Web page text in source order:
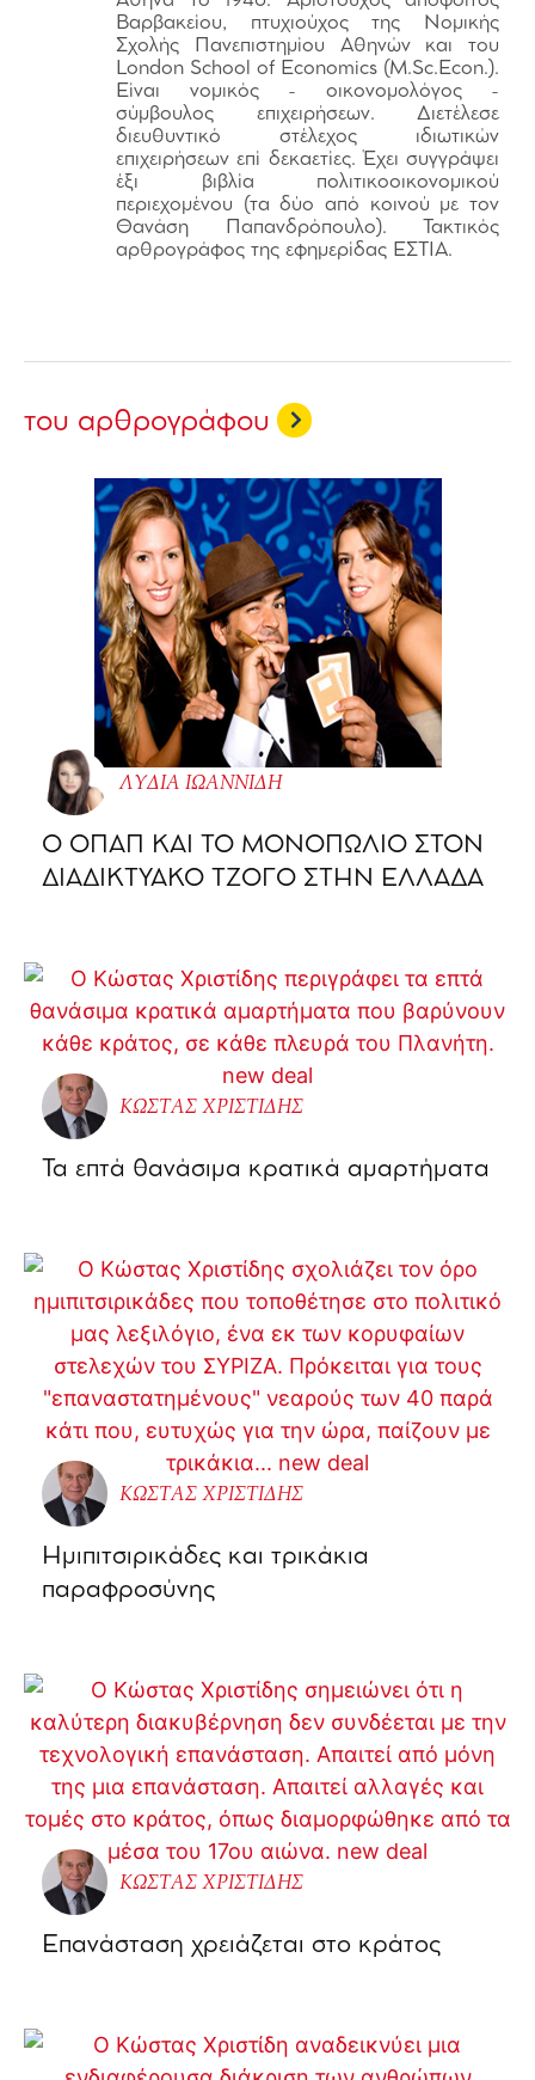
Βαρβακείου, πτυχιούχος της Νομικής
Σχολής Πανεπιστημίου Αθηνών και του
London School of Economics (M.Sc.Econ.).
Είναι νομικός - οικονομολόγος -
σύμβουλος επιχειρήσεων. Διετέλεσε
διευθυντικό στέλεχος ιδιωτικών
επιχειρήσεων επί δεκαετίες. Έχει συγγράψει
έξι βιβλία πολιτικοοικονομικού
περιεχομένου (τα δύο από κοινού με τον
Θανάση Παπανδρόπουλο). Τακτικός
αρθρογράφος της εφημερίδας ΕΣΤΙΑ.
του αρθρογράφου
ΛΥΔΙΑ ΙΩΑΝΝΙΔΗ
O ΟΠΑΠ ΚΑΙ ΤΟ ΜΟΝΟΠΩΛΙΟ ΣΤΟΝ
ΔΙΑΔΙΚΤΥΑΚΟ ΤΖΟΓΟ ΣΤΗΝ ΕΛΛΑΔΑ
ΚΩΣΤΑΣ ΧΡΙΣΤΙΔΗΣ
Τα επτά θανάσιμα κρατικά αμαρτήματα
ΚΩΣΤΑΣ ΧΡΙΣΤΙΔΗΣ
Ημιπιτσιρικάδες και τρικάκια
παραφροσύνης
ΚΩΣΤΑΣ ΧΡΙΣΤΙΔΗΣ
Επανάσταση χρειάζεται στο κράτος